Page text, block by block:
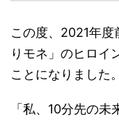
この度、2021年
りモネ」のヒロイ
ことになりました。
「私、10分先の未